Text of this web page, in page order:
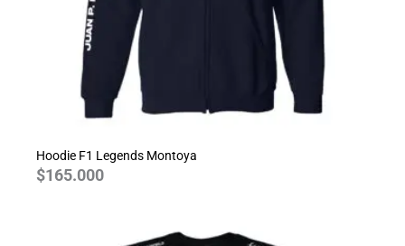
Hoodie F1 Legends Montoya
$165.000